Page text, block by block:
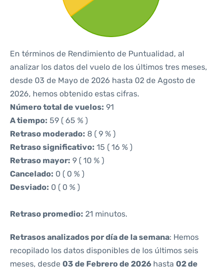
En términos de Rendimiento de Puntualidad, al
analizar los datos del vuelo de los últimos tres meses,
desde 03 de Mayo de 2026 hasta 02 de Agosto de
2026, hemos obtenido estas cifras.
Número total de vuelos: 91
A tiempo: 59 ( 65 % )
Retraso moderado: 8 ( 9 % )
Retraso significativo: 15 ( 16 % )
Retraso mayor: 9 ( 10 % )
Cancelado: 0 ( 0 % )
Desviado: 0 ( 0 % )
Retraso promedio: 21 minutos.
Retrasos analizados por día de la semana: Hemos
recopilado los datos disponibles de los últimos seis
meses, desde 03 de Febrero de 2026 hasta 02 de